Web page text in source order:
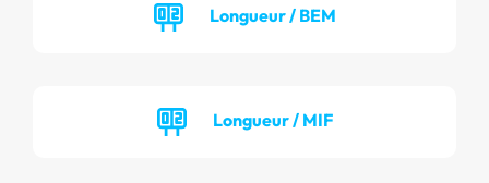
Longueur / BEM
Longueur / MIF